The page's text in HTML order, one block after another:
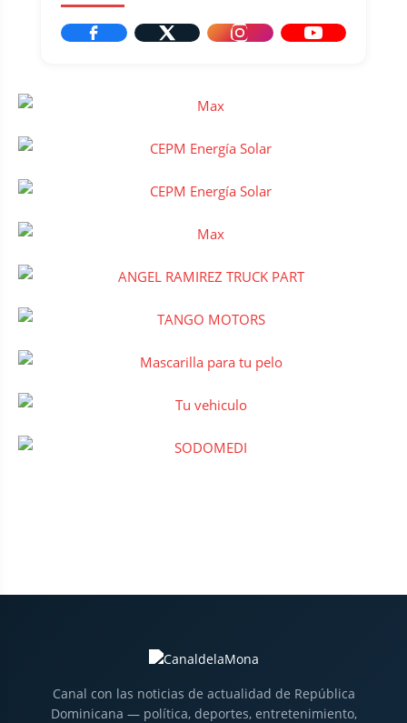
Canal con las noticias de actualidad de República
Dominicana — política, deportes, entretenimiento,